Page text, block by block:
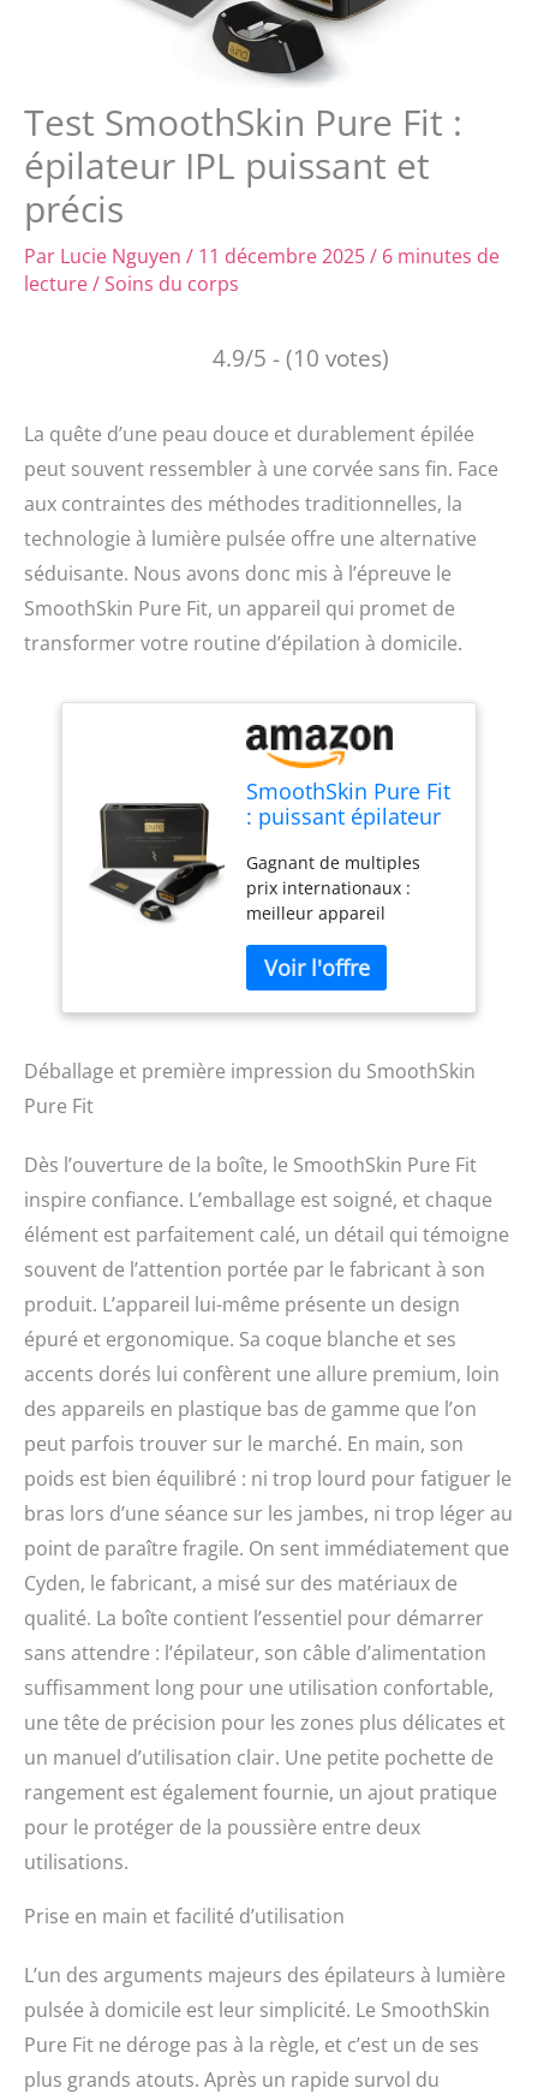
Test SmoothSkin Pure Fit :
épilateur IPL puissant et
précis
Par Lucie Nguyen / 11 décembre 2025/ 6 minutes de
lecture/Soins du corps
4.9/5 - (10 votes)
La quête d’une peau douce et durablement épilée
peut souvent ressembler à une corvée sans fin. Face
aux contraintes des méthodes traditionnelles, la
technologie à lumière pulsée offre une alternative
séduisante. Nous avons donc mis à l’épreuve le
SmoothSkin Pure Fit, un appareil qui promet de
transformer votre routine d’épilation à domicile.
SmoothSkin Pure Fit
: puissant épilateur
pour corps et
visage. Résultats
durables pour
femmes et
hommes. Avec tête
de précision et 10
niveaux d'intensité
Gagnant de multiples
prix internationaux :
meilleur appareil
Cosmopolitan 2023 et
meilleur appareil IPL
Good Housekeeping
Résultats visibles en 2
semaines et jusqu'à 99 %
C'est l'épilateur le plus
rapide et le plus puissant
du marché. Puissance
optique de 20 W et flash
illimités pour une
utilisation à long terme.
Plus de rasage,
d'épilation à la cire ou de
traitements coûteux en
salon ! TRAITEMENTS
PERSONNALISÉS AVEC SI
TOUCHER UN BOUTON :
Notre technologie
brevetée Smart Skin
Sensing adapte chaque
éclat à votre teint unique.
Il n'est pas nécessaire de
deviner le bon niveau
d'intensité, SmoothSkin
le fait pour vous.
adaptateur de précision
brevetée pour traiter les
petites zones avec
facilité. TRAITEMENT
POUR TOUT LE CORPS EN
10 MINUTES SEULEMENT
SmoothSkin Pure Fit une
12 semaines pour obtenir
une réduction
permanente des poils.
Rechargez toutes les 4 à
8 semaines au besoin,
Déballage et première impression du SmoothSkin
Pure Fit
Dès l’ouverture de la boîte, le SmoothSkin Pure Fit
inspire confiance. L’emballage est soigné, et chaque
élément est parfaitement calé, un détail qui témoigne
souvent de l’attention portée par le fabricant à son
produit. L’appareil lui-même présente un design
épuré et ergonomique. Sa coque blanche et ses
accents dorés lui confèrent une allure premium, loin
des appareils en plastique bas de gamme que l’on
peut parfois trouver sur le marché. En main, son
poids est bien équilibré : ni trop lourd pour fatiguer le
bras lors d’une séance sur les jambes, ni trop léger au
point de paraître fragile. On sent immédiatement que
Cyden, le fabricant, a misé sur des matériaux de
qualité. La boîte contient l’essentiel pour démarrer
sans attendre : l’épilateur, son câble d’alimentation
suffisamment long pour une utilisation confortable,
une tête de précision pour les zones plus délicates et
un manuel d’utilisation clair. Une petite pochette de
rangement est également fournie, un ajout pratique
pour le protéger de la poussière entre deux
utilisations.
Prise en main et facilité d’utilisation
L’un des arguments majeurs des épilateurs à lumière
pulsée à domicile est leur simplicité. Le SmoothSkin
Pure Fit ne déroge pas à la règle, et c’est un de ses
plus grands atouts. Après un rapide survol du